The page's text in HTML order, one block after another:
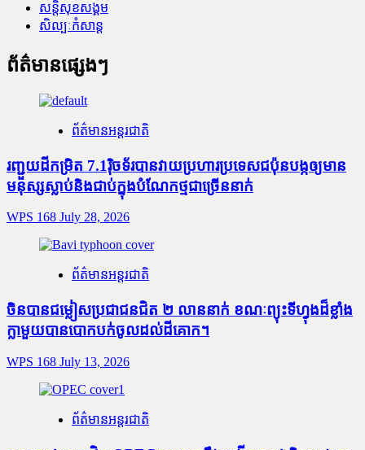
សន្តិសុខសង្គម
សិល្បៈកំសាន្ត
ព័ត៌មានផ្សេងៗ
ព័ត៌មានអន្តរជាតិ
រញ្ជួយដីកម្រិត​ 7.1រ៉ិចទ័របានវាយប្រហារប្រទេសជប៉ុនបង្កឲ្យមាន
មនុស្សស្លាប់​និង​ជាប់ក្នុងបំណែកថ្មជាច្រើននាក់
WPS 168 July 28, 2026
ព័ត៌មានអន្តរជាតិ
ចិនបានជម្លៀសប្រជាជនជិត ២ លាននាក់ ខណៈព្យុះទីហ្វុងដ៏ខ្លាំង
ក្លាមួយបានបោកបក់ចូលដល់ដីគោក។
WPS 168 July 13, 2026
ព័ត៌មានអន្តរជាតិ